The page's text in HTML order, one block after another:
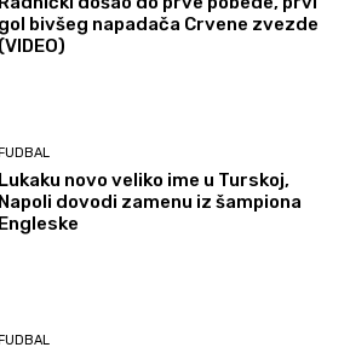
gol bivšeg napadača Crvene zvezde
(VIDEO)
Lukaku novo veliko ime u Turskoj,
Napoli dovodi zamenu iz šampiona
Engleske
FUDBAL